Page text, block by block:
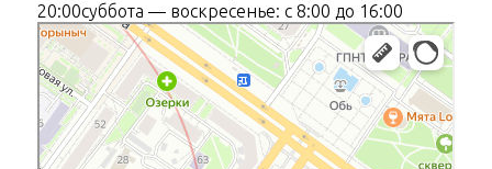
20:00суббота — воскресенье: с 8:00 до 16:00